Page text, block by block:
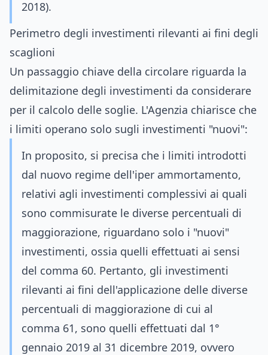
2018).
Perimetro degli investimenti rilevanti ai fini degli
scaglioni
Un passaggio chiave della circolare riguarda la
delimitazione degli investimenti da considerare
per il calcolo delle soglie. L'Agenzia chiarisce che
i limiti operano solo sugli investimenti "nuovi":
In proposito, si precisa che i limiti introdotti
dal nuovo regime dell'iper ammortamento,
relativi agli investimenti complessivi ai quali
sono commisurate le diverse percentuali di
maggiorazione, riguardano solo i "nuovi"
investimenti, ossia quelli effettuati ai sensi
del comma 60. Pertanto, gli investimenti
rilevanti ai fini dell'applicazione delle diverse
percentuali di maggiorazione di cui al
comma 61, sono quelli effettuati dal 1°
gennaio 2019 al 31 dicembre 2019, ovvero